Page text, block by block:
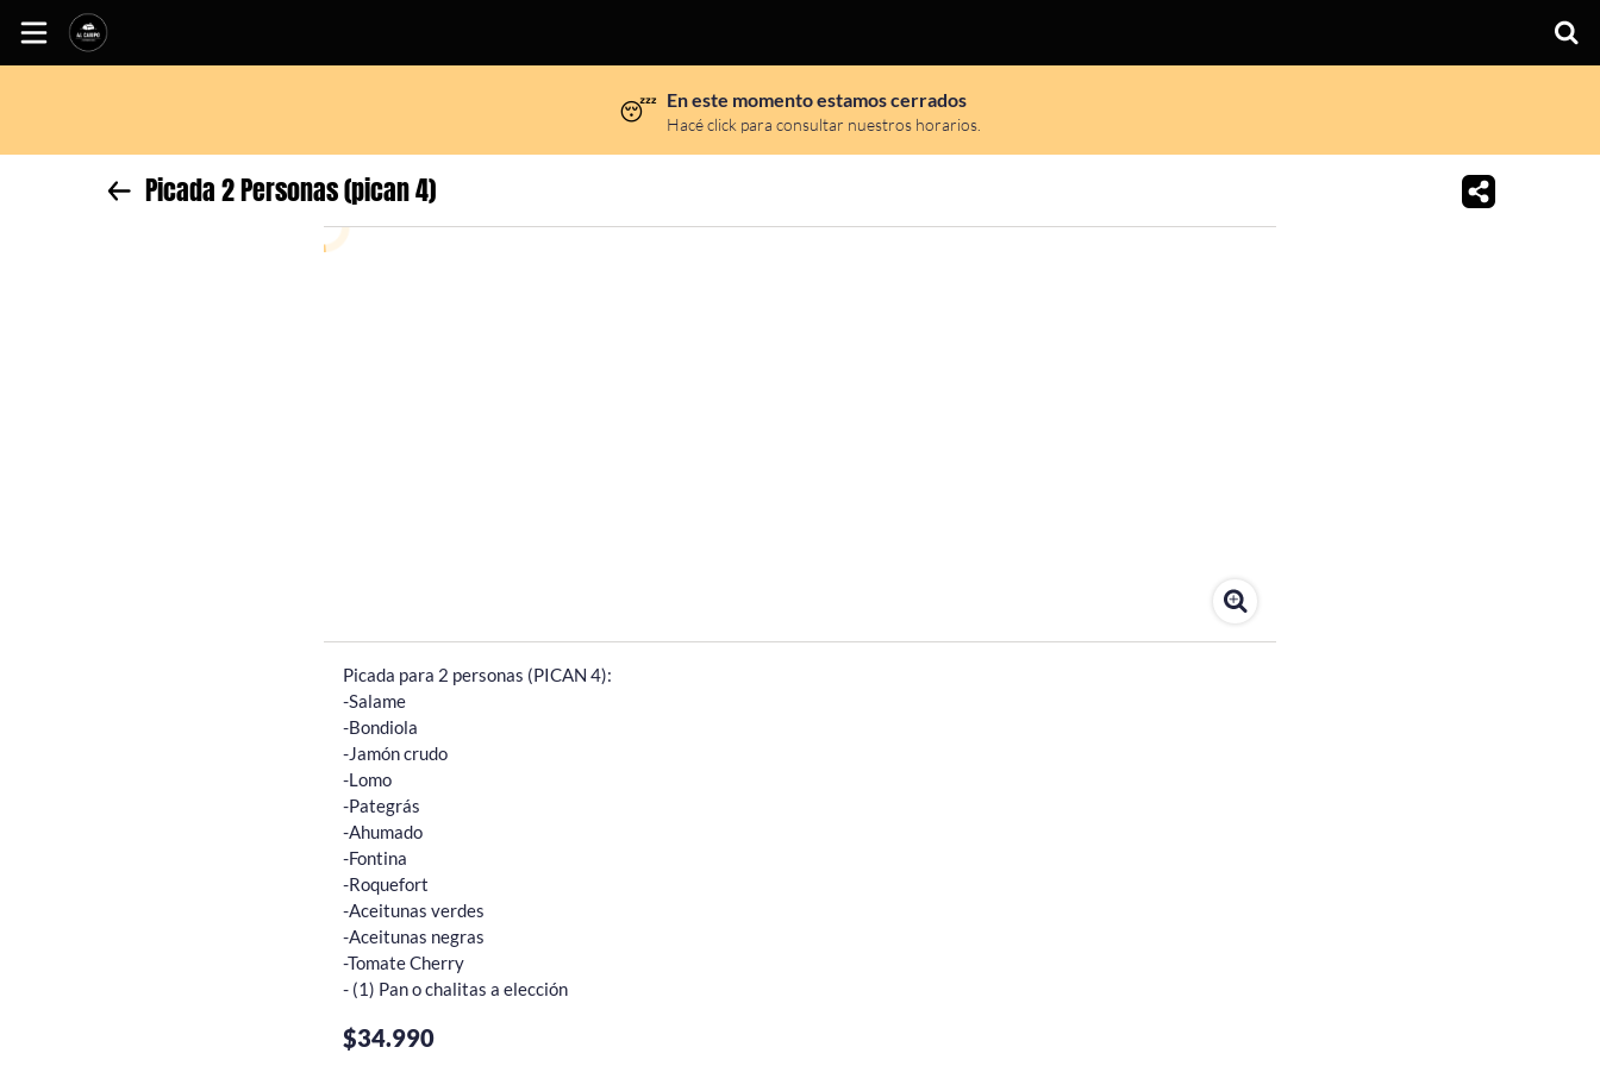
😴 En este momento estamos cerrados
Hacé click para consultar nuestros horarios.
Picada 2 Personas (pican 4)
Picada para 2 personas (PICAN 4):
-Salame
-Bondiola
-Jamón crudo
-Lomo
-Pategrás
-Ahumado
-Fontina
-Roquefort
-Aceitunas verdes
-Aceitunas negras
-Tomate Cherry
- (1) Pan o chalitas a elección
$34.990